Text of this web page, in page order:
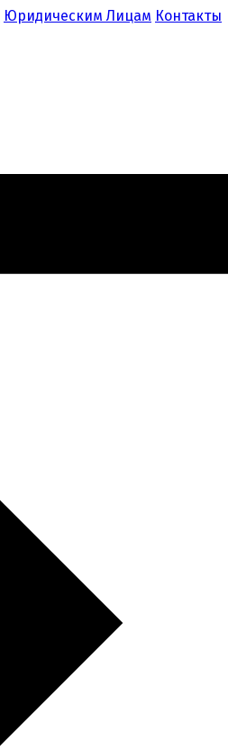
Юридическим Лицам Контакты